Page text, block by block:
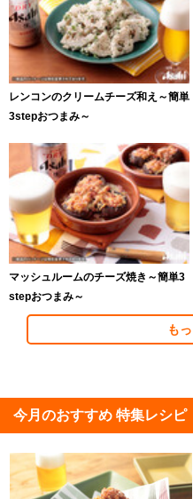
レンコンのクリームチーズ和え～簡単
3stepおつまみ～
マッシュルームのチーズ焼き～簡単3
stepおつまみ～
も
今月のおすすめ 特集レシピ